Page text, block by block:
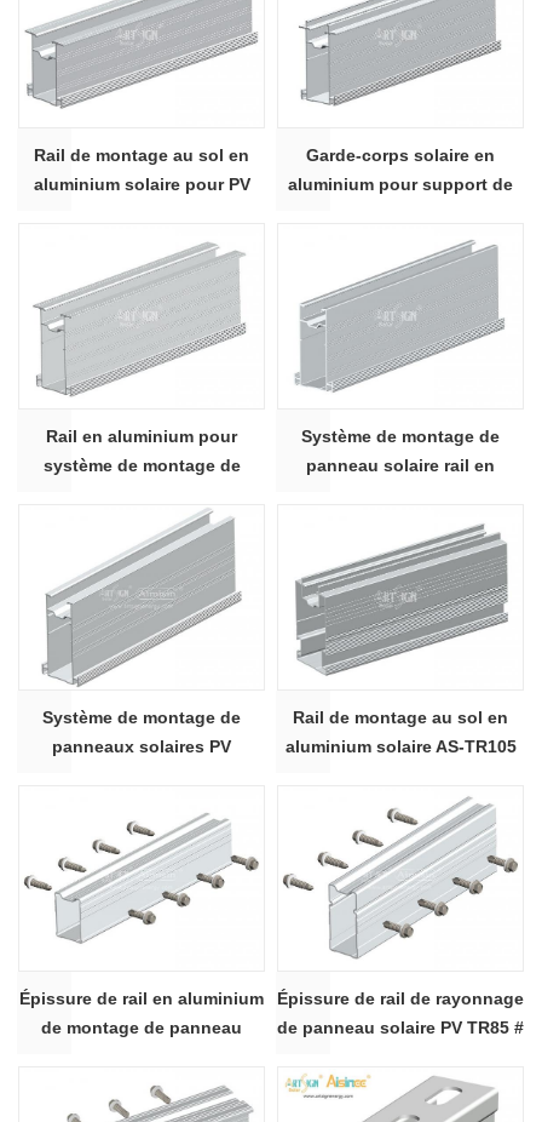
Rail de montage au sol en
aluminium solaire pour PV
Garde-corps solaire en
aluminium pour support de
panneaux solaires AS-TR85-
01
Rail en aluminium pour
système de montage de
photovoltaïques AS-TR85-02
Système de montage de
panneau solaire rail en
Système de montage de
panneaux solaires PV
Rail de montage au sol en
aluminium solaire AS-TR105
Épissure de rail en aluminium
de montage de panneau
Épissure de rail de rayonnage
de panneau solaire PV TR85 #